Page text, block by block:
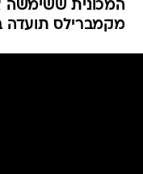
המכונית
מקמברילס תועדה